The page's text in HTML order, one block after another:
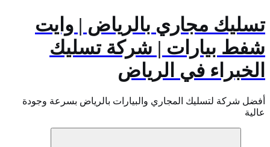
تسليك مجاري بالرياض | وايت
شفط بيارات | شركة تسليك
الخبراء في الرياض
أفضل شركة لتسليك المجاري والبيارات بالرياض بسرعة وجودة
عالية